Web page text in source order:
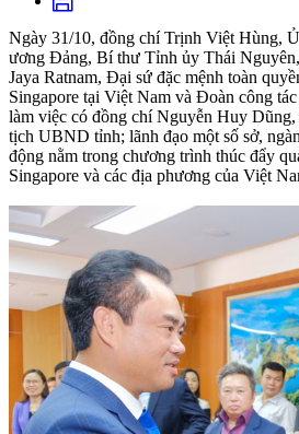
Ngày 31/10, đồng chí Trịnh Việt Hùng,
ương Đảng, Bí thư Tỉnh ủy Thái
Jaya Ratnam, Đại sứ đặc mệnh toàn
Singapore tại Việt Nam và Đoàn công
làm việc có đồng chí Nguyễn Huy
tịch UBND tỉnh; lãnh đạo một số sở,
động nằm trong chương trình thúc đẩy
Singapore và các địa phương của Việt